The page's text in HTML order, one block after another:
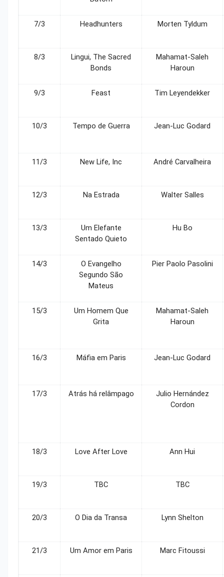
7/3 Headhunters Morten Tyldum
8/3
Lingui, The Sacred
Bonds
Mahamat-Saleh
Haroun
9/3 Feast Tim Leyendekker
10/3 Tempo de Guerra Jean-Luc Godard
11/3 New Life, Inc André Carvalheira
12/3 Na Estrada Walter Salles
13/3
Um Elefante
Sentado Quieto
Hu Bo
14/3
O Evangelho
Segundo São
Mateus
Pier Paolo Pasolini
15/3
Um Homem Que
Grita
Mahamat-Saleh
Haroun
16/3 Máfia em Paris Jean-Luc Godard
17/3 Atrás há relâmpago
Julio Hernández
Cordon
18/3 Love After Love Ann Hui
19/3 TBC TBC
20/3 O Dia da Transa Lynn Shelton
21/3 Um Amor em Paris Marc Fitoussi